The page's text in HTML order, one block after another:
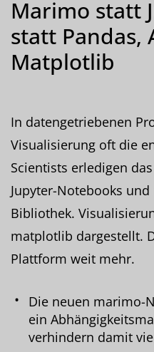
Marimo statt
statt Pandas,
Matplotlib
In datengetriebenen
Visualisierung oft die
Scientists erledigen
Jupyter-Notebooks
Bibliothek.
matplotlib dargestellt.
Plattform weit mehr.
Die neuen marimo-
ein
verhindern damit